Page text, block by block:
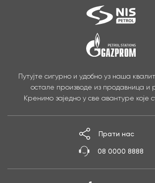
Путујте сигурно и удобно уз наша
остале производе из продавница и
Кренимо заједно у све авантуре које
Прати нас
08 0000 8888